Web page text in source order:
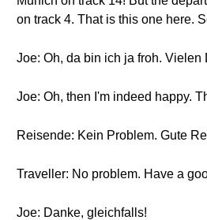
on track 4. That is this one here.
Joe: Oh, da bin ich ja froh. Vielen
Joe: Oh, then I'm indeed happy.
Reisende: Kein Problem. Gute
Traveller: No problem. Have a
Joe: Danke, gleichfalls!